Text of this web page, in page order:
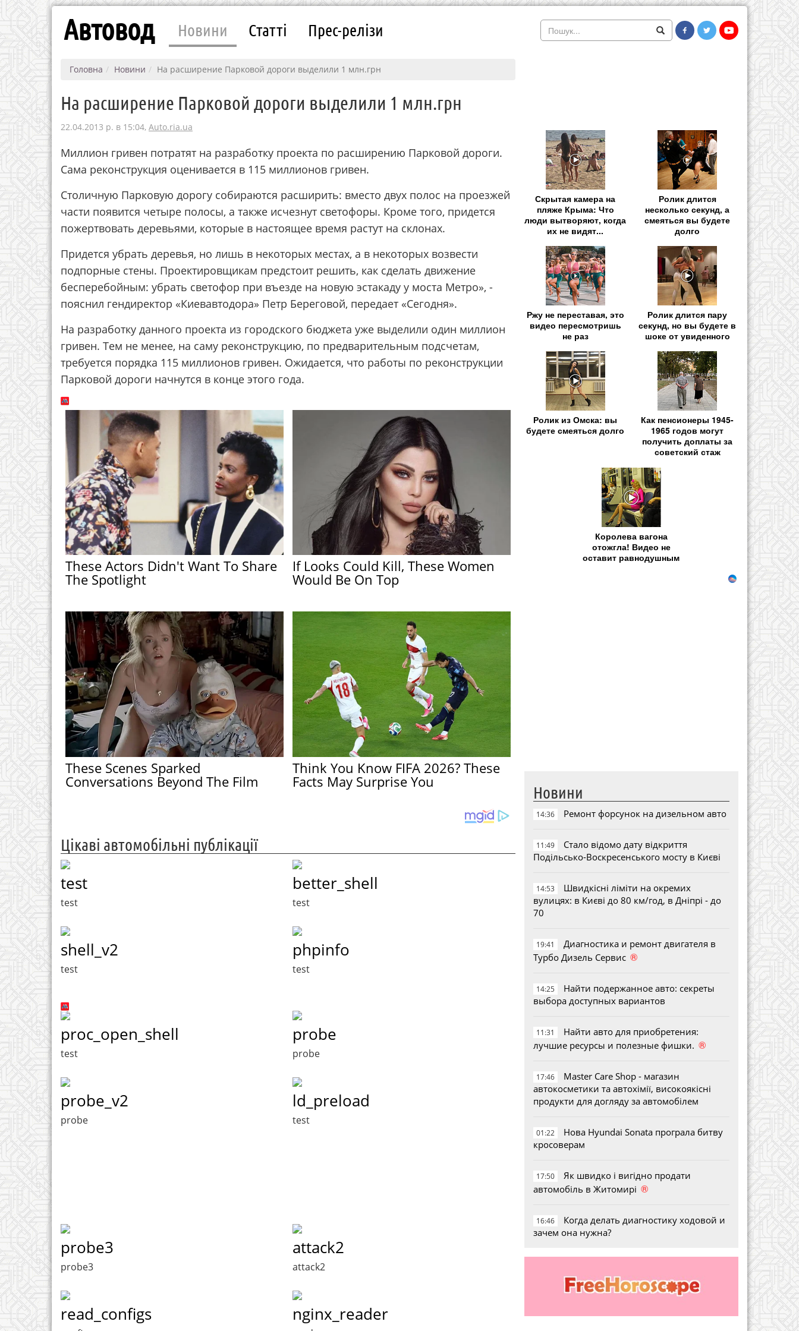
Автовод Новини Статті Прес-релізи
Головна Новини На расширение Парковой дороги выделили 1 млн.грн
На расширение Парковой дороги выделили 1 млн.грн
22.04.2013 р. в 15:04, Auto.ria.ua
Миллион гривен потратят на разработку проекта по расширению Парковой дороги.
Сама реконструкция оценивается в 115 миллионов гривен.
Столичную Парковую дорогу собираются расширить: вместо двух полос на проезжей
части появится четыре полосы, а также исчезнут светофоры. Кроме того, придется
пожертвовать деревьями, которые в настоящее время растут на склонах.
Придется убрать деревья, но лишь в некоторых местах, а в некоторых возвести
подпорные стены. Проектировщикам предстоит решить, как сделать движение
бесперебойным: убрать светофор при въезде на новую эстакаду у моста Метро», -
пояснил гендиректор «Киевавтодора» Петр Береговой, передает «Сегодня».
На разработку данного проекта из городского бюджета уже выделили один миллион
гривен. Тем не менее, на саму реконструкцию, по предварительным подсчетам,
требуется порядка 115 миллионов гривен. Ожидается, что работы по реконструкции
Парковой дороги начнутся в конце этого года.
These Actors Didn't Want To Share
The Spotlight
If Looks Could Kill, These Women
Would Be On Top
These Scenes Sparked
Conversations Beyond The Film
Think You Know FIFA 2026? These
Facts May Surprise You
Цікаві автомобільні публікації
test
test
better_shell
test
shell_v2
test
phpinfo
test
proc_open_shell
test
probe
probe
probe_v2
probe
ld_preload
test
probe3
probe3
attack2
attack2
read_configs nginx_reader
Скрытая камера на
пляже Крыма: Что
люди вытворяют, когда
их не видят...
Ролик длится
несколько секунд, а
смеяться вы будете
долго
Ржу не переставая, это
видео пересмотришь
не раз
Ролик длится пару
секунд, но вы будете в
шоке от увиденного
Ролик из Омска: вы
будете смеяться долго
Как пенсионеры 1945-
1965 годов могут
получить доплаты за
советский стаж
Королева вагона
отожгла! Видео не
оставит равнодушным
Новини
14:36 Ремонт форсунок на дизельном авто
11:49
Стало відомо дату відкриття
Подільсько-Воскресенського мосту в Києві
14:53
Швидкісні ліміти на окремих
вулицях: в Києві до 80 км/год, в Дніпрі - до
70
19:41
Диагностика и ремонт двигателя в
Турбо Дизель Сервис ®
14:25
Найти подержанное авто: секреты
выбора доступных вариантов
11:31
Найти авто для приобретения:
лучшие ресурсы и полезные фишки. ®
17:46
Master Care Shop - магазин
автокосметики та автохімії, високоякісні
продукти для догляду за автомобілем
01:22
Нова Hyundai Sonata програла битву
кросоверам
17:50
Як швидко і вигідно продати
автомобіль в Житомирі ®
16:46
Когда делать диагностику ходовой и
зачем она нужна?